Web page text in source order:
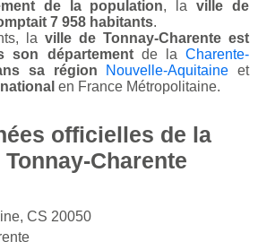
de la population, laville de
7 958 habitants.
la ville de Tonnay-Charente est
son départementde laCharente-
sa région Nouvelle-Aquitaine et
en France Métropolitaine.
officielles de la
Charente
CS 20050